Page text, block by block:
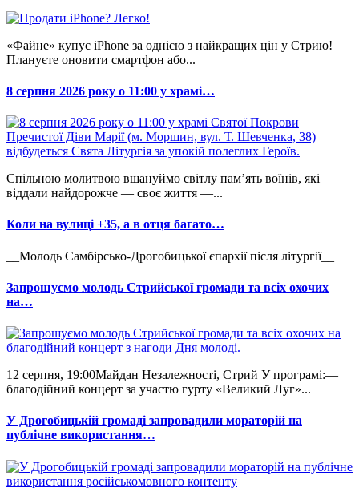
«Файне» купує iPhone за однією з найкращих цін у Стрию!
Плануєте оновити смартфон або...
8 серпня 2026 року о 11:00 у храмі…
Спільною молитвою вшануймо світлу пам’ять воїнів, які
віддали найдорожче — своє життя —...
Коли на вулиці +35, а в отця багато…
__Молодь Самбірсько-Дрогобицької єпархії після літургії__
Запрошуємо молодь Стрийської громади та всіх охочих
на…
12 серпня, 19:00Майдан Незалежності, Стрий У програмі:—
благодійний концерт за участю гурту «Великий Луг»...
У Дрогобицькій громаді запровадили мораторій на
публічне використання…